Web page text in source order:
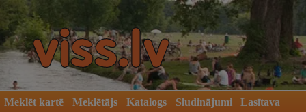
Meklēt kartē Meklētājs Katalogs Sludinājumi
Lasītava